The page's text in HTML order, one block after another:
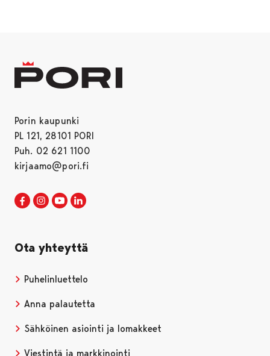
Porin kaupunki
PL 121, 28101 PORI
Puh. 02 621 1100
kirjaamo@pori.fi
Porin kaupunki Facebookissa
Avautuu uudessa välilehdessä
Porin kaupunki Instagramissa
Avautuu uudessa välilehdessä
Porin kaupunki Youtubessa
Avautuu uudessa välilehdessä
Ota yhteyttä
Puhelinluettelo
Anna palautetta
Sähköinen asiointi ja lomakkeet
Viestintä ja markkinointi